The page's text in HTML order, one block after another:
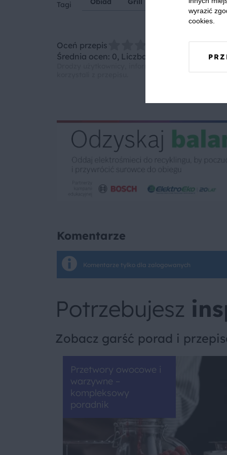
Tagi
Oceń przepis
Średnia ocen: 0, Liczba ocen: 0
Komentarze
Komentarze tylko dla zalogowanych
Potrzebujesz
Zobacz garść porad i
Przetwory owocowe i
warzywne –
kompleksowy
poradnik
wyrazić
cookies.